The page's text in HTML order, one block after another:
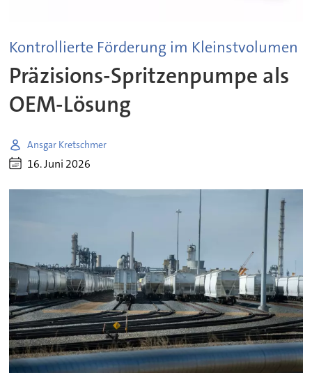
Kontrollierte Förderung im Kleinstvolumen
Präzisions-Spritzenpumpe als
OEM-Lösung
Ansgar Kretschmer
16. Juni 2026